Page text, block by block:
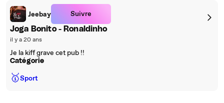
Jeebay Suivre
Joga Bonito - Ronaldinho
il y a 20 ans
Je la kiff grave cet pub !!
Catégorie
🥇Sport